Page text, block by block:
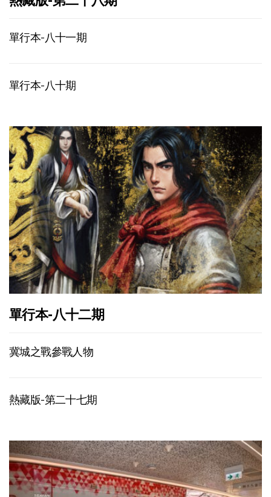
單行本-八十一期
單行本-八十期
單行本-八十二期
冀城之戰參戰人物
熱藏版-第二十七期